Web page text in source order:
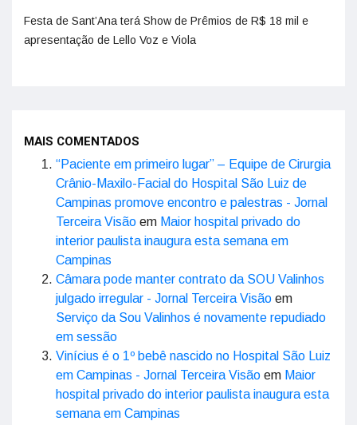
Festa de Sant’Ana terá Show de Prêmios de R$ 18 mil e
apresentação de Lello Voz e Viola
MAIS COMENTADOS
“Paciente em primeiro lugar” – Equipe de Cirurgia
Crânio-Maxilo-Facial do Hospital São Luiz de
Campinas promove encontro e palestras - Jornal
Terceira Visão em Maior hospital privado do
interior paulista inaugura esta semana em
Campinas
Câmara pode manter contrato da SOU Valinhos
julgado irregular - Jornal Terceira Visão em
Serviço da Sou Valinhos é novamente repudiado
em sessão
Vinícius é o 1º bebê nascido no Hospital São Luiz
em Campinas - Jornal Terceira Visão em Maior
hospital privado do interior paulista inaugura esta
semana em Campinas